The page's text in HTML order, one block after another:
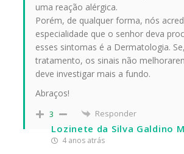
uma reação alérgica.
Porém, de qualquer forma, nós
especialidade que o senhor deva
esses sintomas é a Dermatologia.
tratamento, os sinais não
deve investigar mais a fundo.
Abraços!
3 Responder
Lozinete da Silva Galdino
4 anos atrás